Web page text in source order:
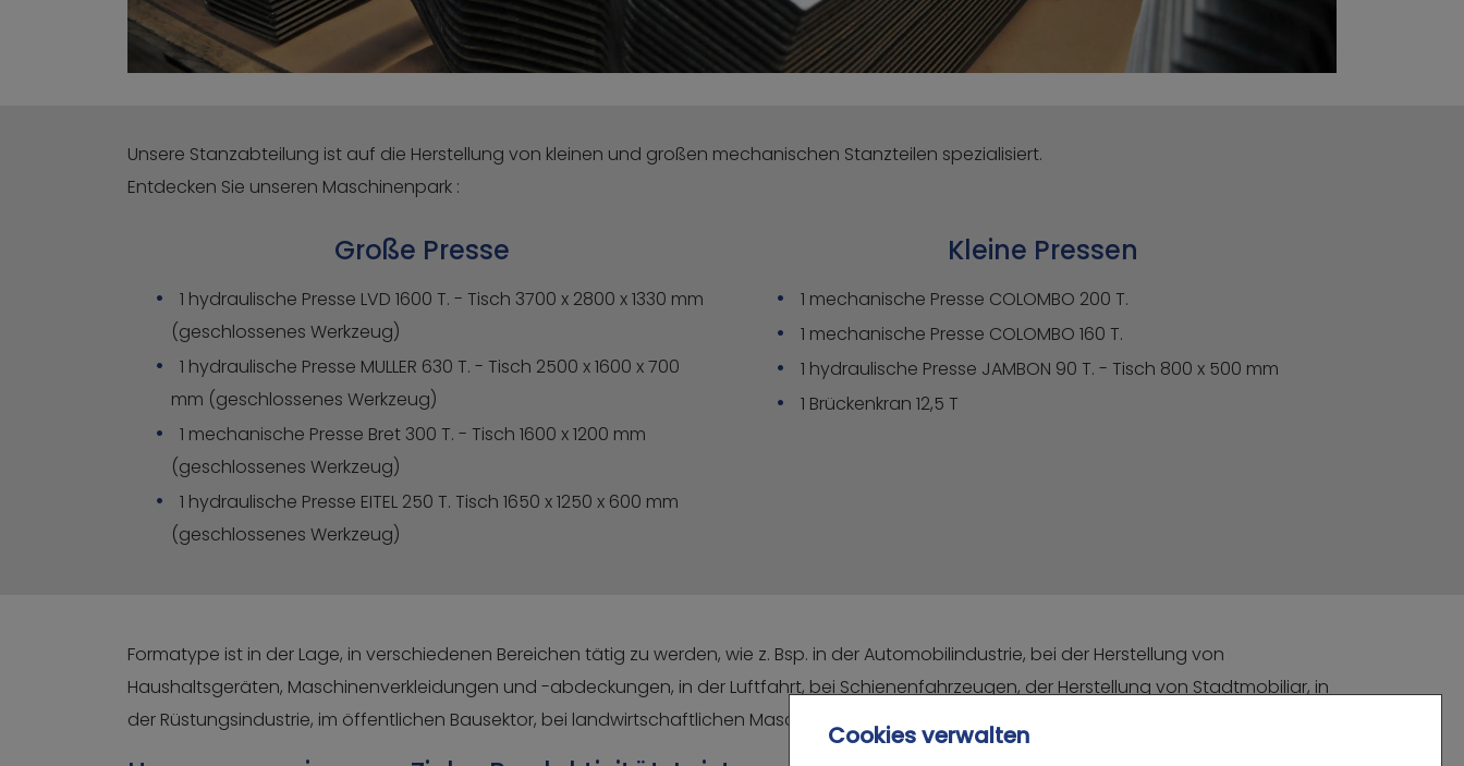
Unsere Stanzabteilung ist auf die Herstellung von kleinen und großen mechanischen Stanzteilen spezialisiert.
Entdecken Sie unseren Maschinenpark :
Große Presse
1 hydraulische Presse LVD 1600 T. - Tisch 3700 x 2800 x 1330 mm
(geschlossenes Werkzeug)
1 hydraulische Presse MULLER 630 T. - Tisch 2500 x 1600 x 700
mm (geschlossenes Werkzeug)
1 mechanische Presse Bret 300 T. - Tisch 1600 x 1200 mm
(geschlossenes Werkzeug)
1 hydraulische Presse EITEL 250 T. Tisch 1650 x 1250 x 600 mm
(geschlossenes Werkzeug)
Kleine Pressen
1 mechanische Presse COLOMBO 200 T.
1 mechanische Presse COLOMBO 160 T.
1 hydraulische Presse JAMBON 90 T. - Tisch 800 x 500 mm
1 Brückenkran 12,5 T
Formatype ist in der Lage, in verschiedenen Bereichen tätig zu werden, wie z. Bsp. in der Automobilindustrie, bei der Herstellung von
Haushaltsgeräten, Maschinenverkleidungen und -abdeckungen, in der Luftfahrt, bei Schienenfahrzeugen, der Herstellung von Stadtmobiliar, in
der Rüstungsindustrie, im öffentlichen Bausektor, bei landwirtschaftlichen Maschinen …
Cookies verwalten